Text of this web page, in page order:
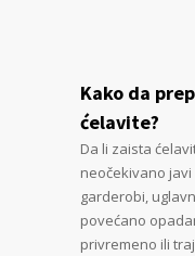
Kako da
ćelavite?
Da li zaista
neočekivano
garderobi,
povećano
privremeno ili